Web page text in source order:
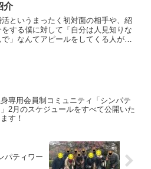
介
活というまったく初対面の相手や、紹
をする僕に対して「自分は人見知りな
で」なんてアピールをしてくる人がい
専用会員制コミュニティ「シンパテ
」2月のスケジュールをすべて公開いた
す！
パティワー